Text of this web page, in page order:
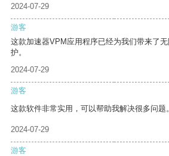
2024-07-29
游客
这款加速器VPM应用程序已经为我们带来了
护。
2024-07-29
游客
这款软件非常实用，可以帮助我解决很多问题。
2024-07-29
游客